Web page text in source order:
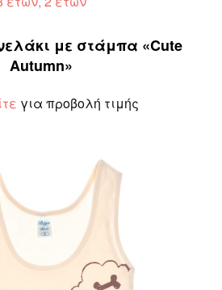
με στάμπα «Cute
Autumn»
για προβολή τιμής